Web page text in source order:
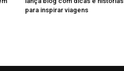
para inspirar viagens